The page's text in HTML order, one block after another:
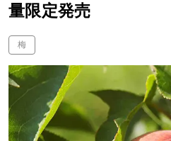
量限定発売
梅